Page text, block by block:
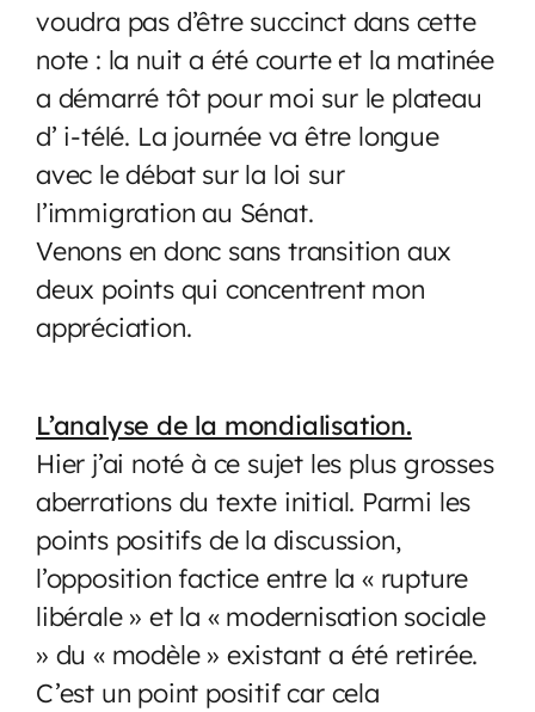
voudra pas d’être succinct dans cette
note : la nuit a été courte et la matinée
a démarré tôt pour moi sur le plateau
d’ i-télé. La journée va être longue
avec le débat sur la loi sur
l’immigration au Sénat.
Venons en donc sans transition aux
deux points qui concentrent mon
appréciation.
L’analyse de la mondialisation.
Hier j’ai noté à ce sujet les plus grosses
aberrations du texte initial. Parmi les
points positifs de la discussion,
l’opposition factice entre la « rupture
libérale » et la « modernisation sociale
» du « modèle » existant a été retirée.
C’est un point positif car cela